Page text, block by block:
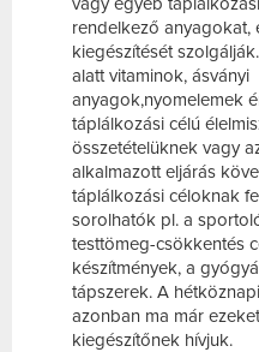
rendelkező anyagokat,
kiegészítését
alattvitaminok, ásványi
anyagok,nyomelemek
táplálkozási célú
összetételüknek vagy
alkalmazott eljárás
táplálkozási céloknak
sorolhatók pl. a
testtömeg-csökkentés
készítmények, a
tápszerek. A
azonban ma már
kiegészítőnek hívjuk.